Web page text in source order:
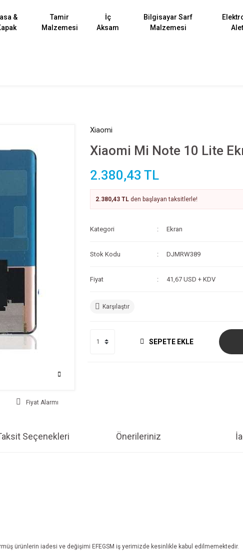
&
Tamir
Malzemesi
İç
Aksam
Bilgisayar Sarf
Malzemesi
Fiyat Alarmı
Xiaomi
Xiaomi Mi Note 10 Lite
2.380,43 TL
2.380,43 TL den başlayan taksitlerle!
Kategori Ekran
Stok Kodu DJMRW389
Fiyat 41,67 USD + KDV
Karşılaştır
SEPETE EKLE
Seçenekleri Önerileriniz
ürünlerin iadesi ve değişimi EFEGSM iş yerimizde kesinlikle kabul edilmemektedir.